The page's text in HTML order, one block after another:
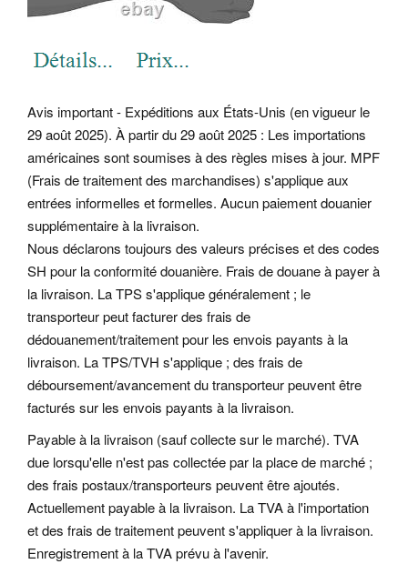
Avis important - Expéditions aux États-Unis (en vigueur le
29 août 2025). À partir du 29 août 2025 : Les importations
américaines sont soumises à des règles mises à jour. MPF
(Frais de traitement des marchandises) s'applique aux
entrées informelles et formelles. Aucun paiement douanier
supplémentaire à la livraison.
Nous déclarons toujours des valeurs précises et des codes
SH pour la conformité douanière. Frais de douane à payer à
la livraison. La TPS s'applique généralement ; le
transporteur peut facturer des frais de
dédouanement/traitement pour les envois payants à la
livraison. La TPS/TVH s'applique ; des frais de
déboursement/avancement du transporteur peuvent être
facturés sur les envois payants à la livraison.
Payable à la livraison (sauf collecte sur le marché). TVA
due lorsqu'elle n'est pas collectée par la place de marché ;
des frais postaux/transporteurs peuvent être ajoutés.
Actuellement payable à la livraison. La TVA à l'importation
et des frais de traitement peuvent s'appliquer à la livraison.
Enregistrement à la TVA prévu à l'avenir.